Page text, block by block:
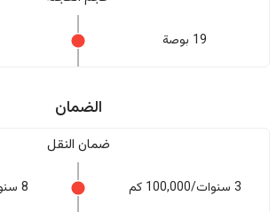
19 بوصة
الضمان
ضمان النقل
3 سنوات/100,000 كم 8 سنوات/300,000 كم